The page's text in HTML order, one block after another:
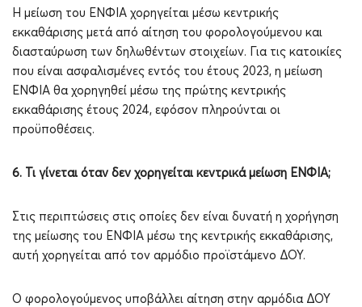
Η μείωση του ΕΝΦΙΑ χορηγείται μέσω κεντρικής
εκκαθάρισης μετά από αίτηση του φορολογούμενου και
διασταύρωση των δηλωθέντων στοιχείων. Για τις κατοικίες
που είναι ασφαλισμένες εντός του έτους 2023, η μείωση
ΕΝΦΙΑ θα χορηγηθεί μέσω της πρώτης κεντρικής
εκκαθάρισης έτους 2024, εφόσον πληρούνται οι
προϋποθέσεις.
6. Τι γίνεται όταν δεν χορηγείται κεντρικά μείωση ΕΝΦΙΑ;
Στις περιπτώσεις στις οποίες δεν είναι δυνατή η χορήγηση
της μείωσης του ΕΝΦΙΑ μέσω της κεντρικής εκκαθάρισης,
αυτή χορηγείται από τον αρμόδιο προϊστάμενο ΔΟΥ.
O φορολογούμενος υποβάλλει αίτηση στην αρμόδια ΔΟΥ